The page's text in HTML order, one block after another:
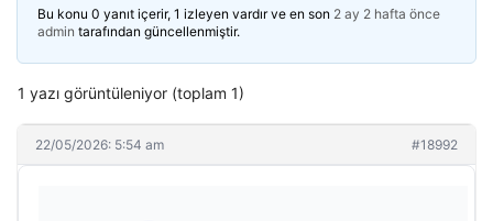
Bu konu 0 yanıt içerir, 1 izleyen vardır ve en son 2 ay 2 hafta önce
admin tarafından güncellenmiştir.
1 yazı görüntüleniyor (toplam 1)
22/05/2026: 5:54 am #18992